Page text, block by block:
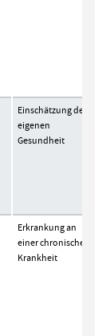
Einschätzung der
eigenen
Gesundheit
Erkrankung an
einer chronischen
Krankheit